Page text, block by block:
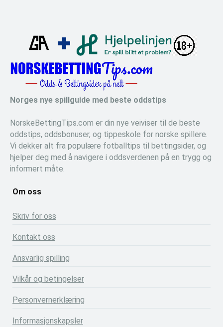
Norges nye spillguide med beste oddstips
NorskeBettingTips.com er din nye veiviser til de beste
oddstips, oddsbonuser, og tippeskole for norske spillere.
Vi dekker alt fra populære fotballtips til bettingsider, og
hjelper deg med å navigere i oddsverdenen på en trygg og
informert måte.
Om oss
Skriv for oss
Kontakt oss
Ansvarlig spilling
Vilkår og betingelser
Personvernerklæring
Informasjonskapsler